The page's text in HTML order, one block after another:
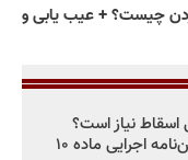
چیست؟ + عیب یابی و
اسقاط نیاز است؟